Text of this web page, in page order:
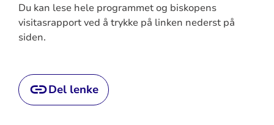
Du kan lese hele programmet og biskopens
visitasrapport ved å trykke på linken nederst på
siden.
Del lenke